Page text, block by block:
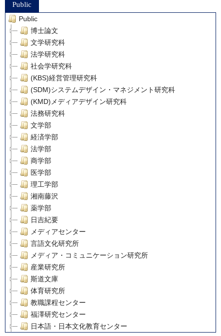
Public
Public
博士論文
文学研究科
法学研究科
社会学研究科
(KBS)経営管理研究科
(SDM)システムデザイン・マネジメント研究科
(KMD)メディアデザイン研究科
法務研究科
文学部
経済学部
法学部
商学部
医学部
理工学部
湘南藤沢
薬学部
日吉紀要
メディアセンター
言語文化研究所
メディア・コミュニケーション研究所
産業研究所
斯道文庫
体育研究所
教職課程センター
福澤研究センター
日本語・日本文化教育センター